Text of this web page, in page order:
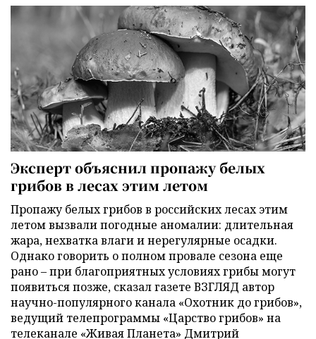
Эксперт объяснил пропажу белых
грибов в лесах этим летом
Пропажу белых грибов в российских лесах этим
летом вызвали погодные аномалии: длительная
жара, нехватка влаги и нерегулярные осадки.
Однако говорить о полном провале сезона еще
рано – при благоприятных условиях грибы могут
появиться позже, сказал газете ВЗГЛЯД автор
научно-популярного канала «Охотник до грибов»,
ведущий телепрограммы «Царство грибов» на
телеканале «Живая Планета» Дмитрий